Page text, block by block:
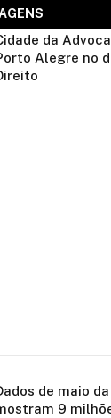
da
Alegre no
de maio
9